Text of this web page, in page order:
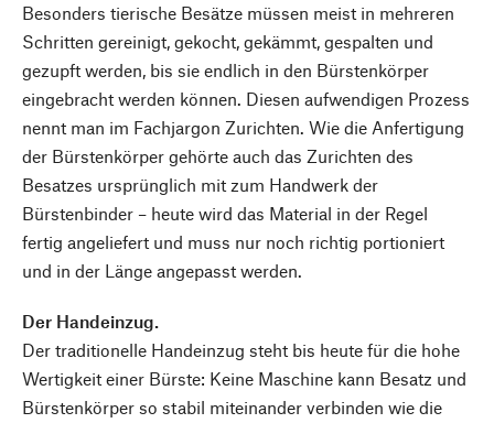
Besonders tierische Besätze müssen meist in mehreren
Schritten gereinigt, gekocht, gekämmt, gespalten und
gezupft werden, bis sie endlich in den Bürstenkörper
eingebracht werden können. Diesen aufwendigen Prozess
nennt man im Fachjargon Zurichten. Wie die Anfertigung
der Bürstenkörper gehörte auch das Zurichten des
Besatzes ursprünglich mit zum Handwerk der
Bürstenbinder – heute wird das Material in der Regel
fertig angeliefert und muss nur noch richtig portioniert
und in der Länge angepasst werden.
Der Handeinzug.
Der traditionelle Handeinzug steht bis heute für die hohe
Wertigkeit einer Bürste: Keine Maschine kann Besatz und
Bürstenkörper so stabil miteinander verbinden wie die